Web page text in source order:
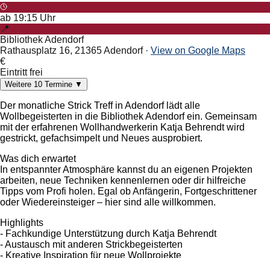
ab 19:15 Uhr
📍
Bibliothek Adendorf
Rathausplatz 16, 21365 Adendorf· View on Google Maps
€
Eintritt frei
Weitere 10 Termine ▼
Der monatliche Strick Treff in Adendorf lädt alle
Wollbegeisterten in die Bibliothek Adendorf ein. Gemeinsam
mit der erfahrenen Wollhandwerkerin Katja Behrendt wird
gestrickt, gefachsimpelt und Neues ausprobiert.
Was dich erwartet
In entspannter Atmosphäre kannst du an eigenen Projekten
arbeiten, neue Techniken kennenlernen oder dir hilfreiche
Tipps vom Profi holen. Egal ob Anfängerin, Fortgeschrittener
oder Wiedereinsteiger – hier sind alle willkommen.
Highlights
- Fachkundige Unterstützung durch Katja Behrendt
- Austausch mit anderen Strickbegeisterten
- Kreative Inspiration für neue Wollprojekte